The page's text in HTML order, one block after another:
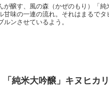
が醸す、風の森（かぜのもり）「
甘味の一連の流れ。それはまるで
ンさせているよう。
純米大吟醸」キヌヒカ